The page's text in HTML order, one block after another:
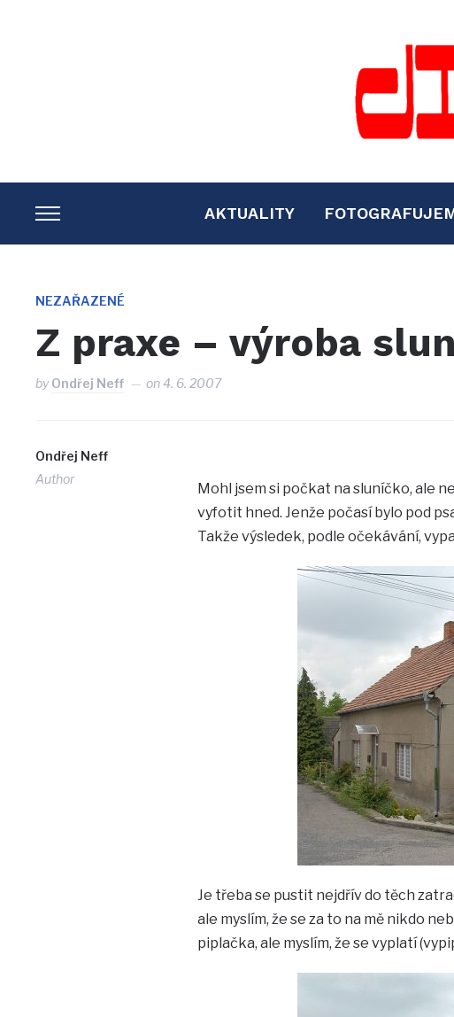
TOGGLE
SIDEBAR
NAVIGATION
AKTUALITY
NEZAŘAZENÉ
Z praxe – výroba
byOndřej Neff on4. 6. 2007
Ondřej Neff
Author
Mohl jsem si počkat na sluníčko, ale
vyfotit hned. Jenže počasí bylo pod
Takže výsledek, podle očekávání,
Je třeba se pustit nejdřív do těch
ale myslím, že se za to na mě nikdo
piplačka, ale myslím, že se vyplatí